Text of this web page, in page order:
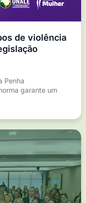
de violência
Penha
garante um